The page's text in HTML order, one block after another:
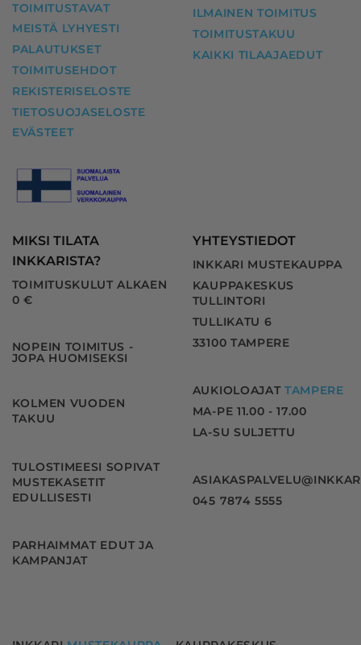
TOIMITUSTAVAT
MEISTÄ LYHYESTI
PALAUTUKSET
TOIMITUSEHDOT
REKISTERISELOSTE
TIETOSUOJASELOSTE
EVÄSTEET
ILMAINEN TOIMITUS
TOIMITUSTAKUU
KAIKKI TILAAJAEDUT
MIKSI TILATA
INKKARISTA?
TOIMITUSKULUT ALKAEN
0 €
NOPEIN TOIMITUS -
JOPA HUOMISEKSI
KOLMEN VUODEN
TAKUU
TULOSTIMEESI SOPIVAT
MUSTEKASETIT
EDULLISESTI
PARHAIMMAT EDUT JA
KAMPANJAT
YHTEYSTIEDOT
INKKARI MUSTEKAUPPA
KAUPPAKESKUS
TULLINTORI
TULLIKATU 6
33100 TAMPERE
AUKIOLOAJAT TAMPERE
MA-PE 11.00 - 17.00
LA-SU SULJETTU
045 7874 5555